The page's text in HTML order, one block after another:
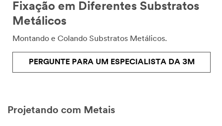
your
tape
or
adhesives
or
enter
your
comment
below.
Fixação em Diferentes Substratos
Metálicos
Montando e Colando Substratos Metálicos.
PERGUNTE PARA UM ESPECIALISTA DA 3M
Projetando com Metais